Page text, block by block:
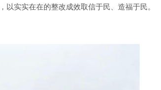
实实在在的整改成效取信于民、造福于民。